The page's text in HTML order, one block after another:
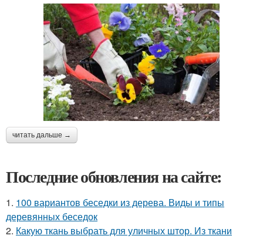
читать дальше →
Последние обновления на сайте:
1. 100 вариантов беседки из дерева. Виды и типы
деревянных беседок
2. Какую ткань выбрать для уличных штор. Из ткани